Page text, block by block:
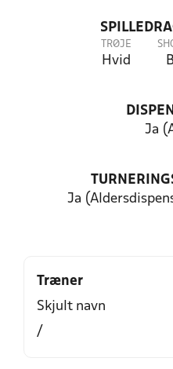
TRØJE
Hvid
Ja
Ja
Træner
Skjult navn
/